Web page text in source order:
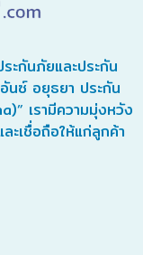
ะกันภัยและประกัน
นซ์ อยุธยา ประกัน
เรามีความมุ่งหวัง
ะเชื่อถือให้แก่ลูกค้า